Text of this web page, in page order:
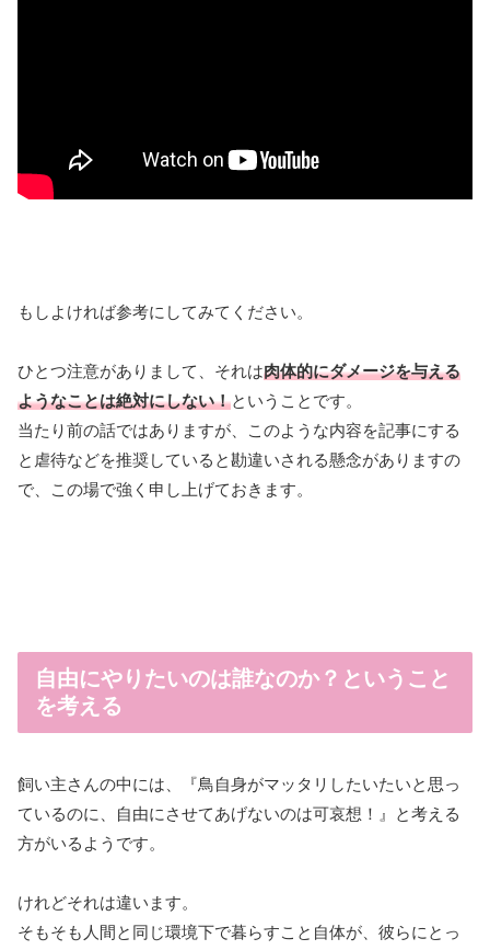
もしよければ参考にしてみてください。
ひとつ注意がありまして、それは肉体的にダメージを与える
ようなことは絶対にしない！ということです。
当たり前の話ではありますが、このような内容を記事にする
と虐待などを推奨していると勘違いされる懸念がありますの
で、この場で強く申し上げておきます。
自由にやりたいのは誰なのか？ということ
を考える
飼い主さんの中には、『鳥自身がマッタリしたいたいと思っ
ているのに、自由にさせてあげないのは可哀想！』と考える
方がいるようです。
けれどそれは違います。
そもそも人間と同じ環境下で暮らすこと自体が、彼らにとっ